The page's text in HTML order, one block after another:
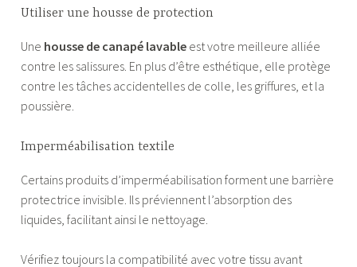
Utiliser une housse de protection
Une housse de canapé lavable est votre meilleure alliée
contre les salissures. En plus d’être esthétique, elle protège
contre les tâches accidentelles de colle, les griffures, et la
poussière.
Imperméabilisation textile
Certains produits d’imperméabilisation forment une barrière
protectrice invisible. Ils préviennent l’absorption des
liquides, facilitant ainsi le nettoyage.
Vérifiez toujours la compatibilité avec votre tissu avant